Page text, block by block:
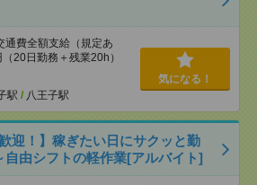
費全額支給（規定あ
20日勤務＋残業20h）
駅 / 八王子駅
気になる！
迎！】稼ぎたい日にサクッと勤
自由シフトの軽作業[アルバイト]